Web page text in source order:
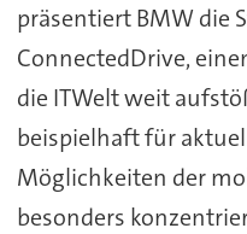
präsentiert BMW die
ConnectedDrive,
die ITWelt weit
beispielhaft für
Möglichkeiten der
besonders